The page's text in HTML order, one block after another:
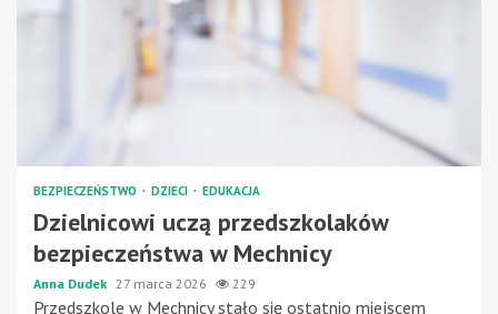
BEZPIECZEŃSTWO DZIECI EDUKACJA
Dzielnicowi uczą przedszkolaków
bezpieczeństwa w Mechnicy
Anna Dudek 27 marca 2026 229
Przedszkole w Mechnicy stało się ostatnio miejscem